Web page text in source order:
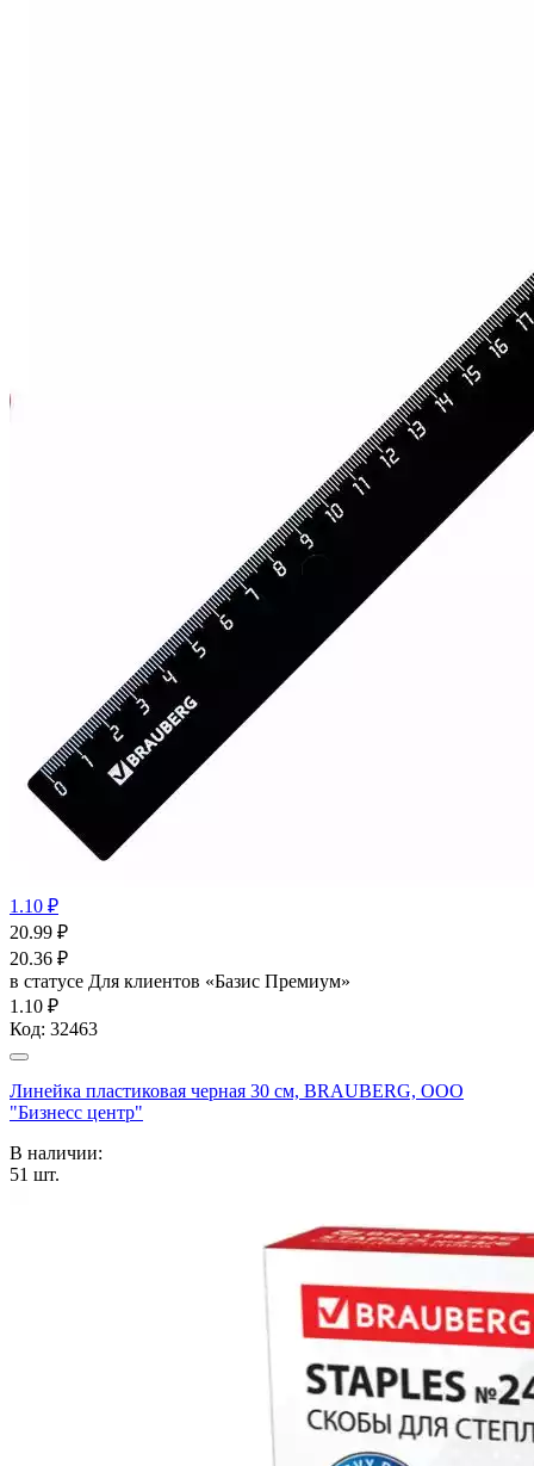
1.10 ₽
20.99 ₽
20.36 ₽
в статусе Для клиентов «Базис Премиум»
1.10 ₽
Код: 32463
Линейка пластиковая черная 30 см, BRAUBERG, ООО
"Бизнесс центр"
В наличии:
51 шт.